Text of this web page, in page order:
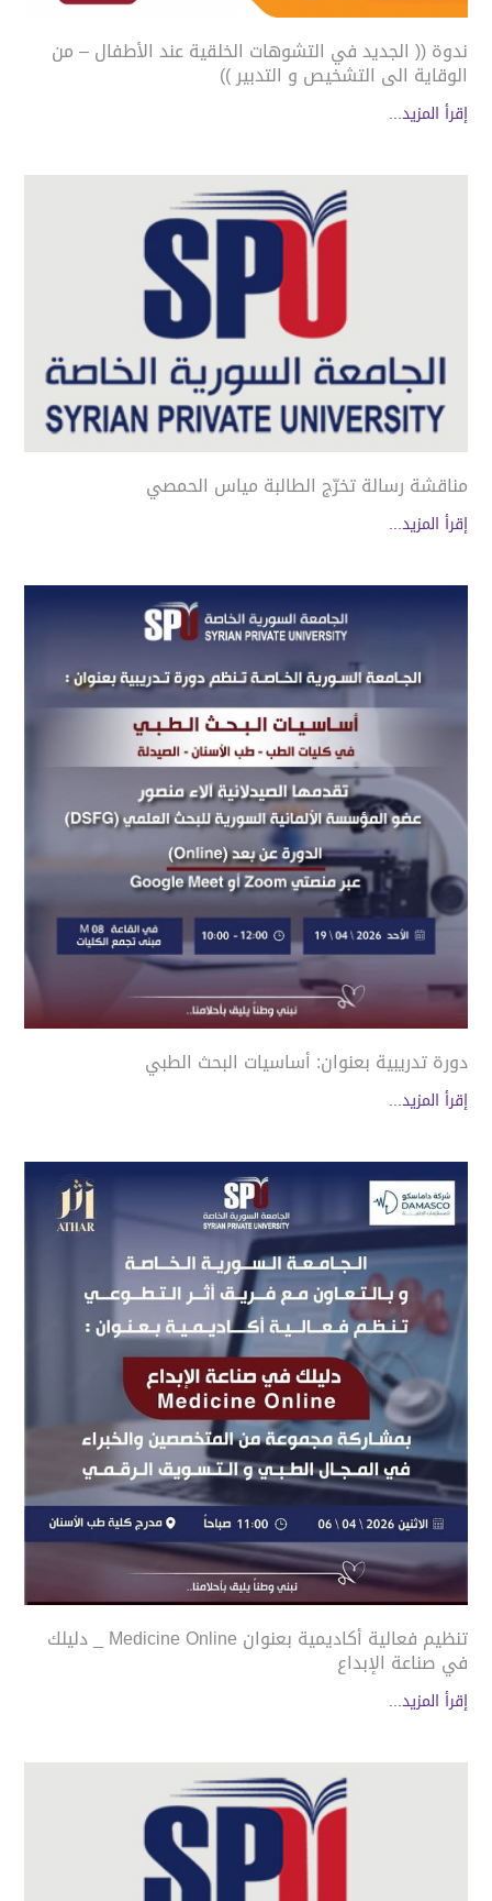
ندوة (( الجديد في التشوهات الخلقية عند الأطفال – من
الوقاية الى التشخيص و التدبير ))
إقرأ المزيد...
مناقشة رسالة تخرّج الطالبة مياس الحمصي
إقرأ المزيد...
دورة تدريبية بعنوان: أساسيات البحث الطبي
إقرأ المزيد...
تنظيم فعالية أكاديمية بعنوان Medicine Online _ دليلك
في صناعة الإبداع
إقرأ المزيد...